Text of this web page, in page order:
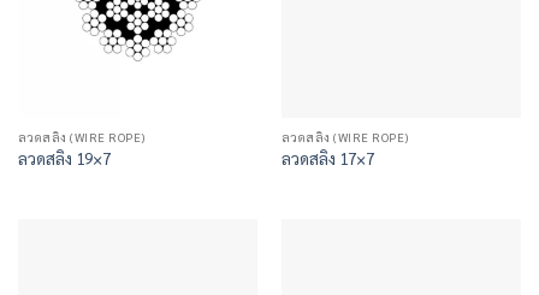
ลวดสลิง (WIRE ROPE)
ลวดสลิง 19×7
ลวดสลิง (WIRE ROPE)
ลวดสลิง 17×7